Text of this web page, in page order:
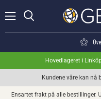
Hovedlageret i
Kundene våre kan nå
Ensartet frakt på alle bestillinger.